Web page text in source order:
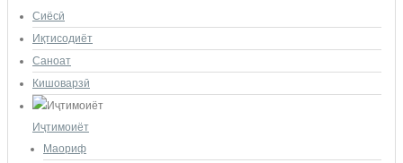
Сиёсӣ
Иқтисодиёт
Саноат
Кишоварзӣ
Иҷтимоиёт
Маориф